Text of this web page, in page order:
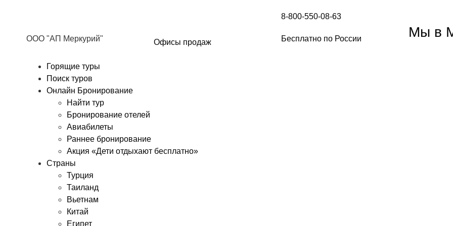
ООО "АП Меркурий" Офисы продаж
8-800-550-08-63
Бесплатно по России Мы в
Горящие туры
Поиск туров
Онлайн Бронирование
Найти тур
Бронирование отелей
Авиабилеты
Раннее бронирование
Акция «Дети отдыхают бесплатно»
Страны
Турция
Таиланд
Вьетнам
Китай
Египет